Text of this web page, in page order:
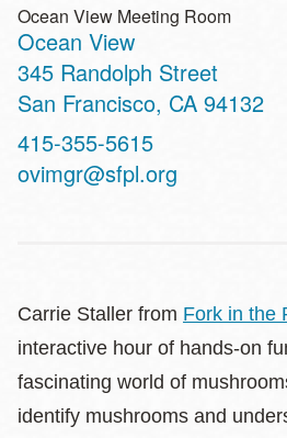
Ocean View Meeting Room
Ocean View
Address
345 Randolph Street
San Francisco, CA 94132
Contact
Telephone
415-355-5615
ovimgr@sfpl.org
Carrie Staller from Fork in the
interactive hour of hands-on
fascinating world of
identify mushrooms and